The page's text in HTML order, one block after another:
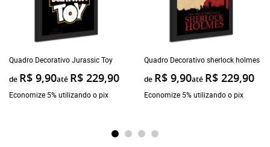
Quadro Decorativo Jurassic Toy
de R$ 9,90até R$ 229,90
Economize 5% utilizando o pix
Quadro Decorativo sherlock holmes
de R$ 9,90até R$ 229,90
Economize 5% utilizando o pix